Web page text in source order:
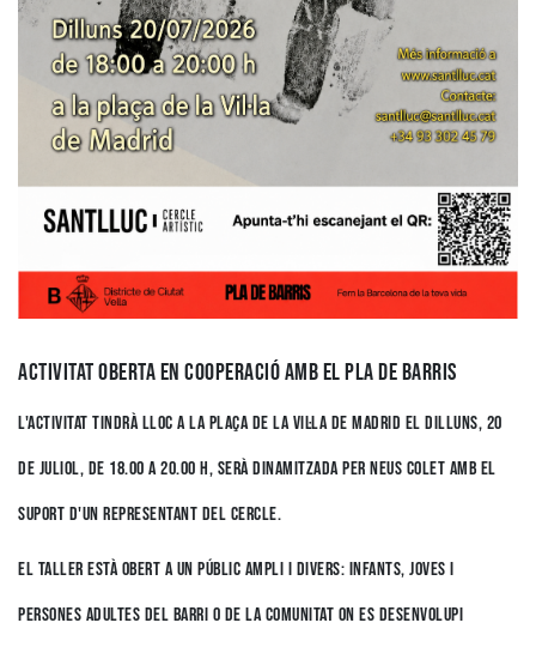
ACTIVITAT OBERTA EN COOPERACIÓ AMB EL PLA DE BARRIS
L'activitat tindrà lloc a la plaça de la vil·la de madrid el dilluns, 20
de juliol, de 18.00 a 20.00 h, serà dinamitzada per neus colet amb el
suport d'un representant del cercle.
el taller està obert a un públic ampli i divers: infants, joves i
persones adultes del barri o de la comunitat on es desenvolupi